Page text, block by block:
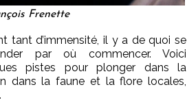
Frenette
tant d’immensité, il y a de quoi se
par où commencer. Voici
pistes pour plonger dans la
dans la faune et la flore locales,